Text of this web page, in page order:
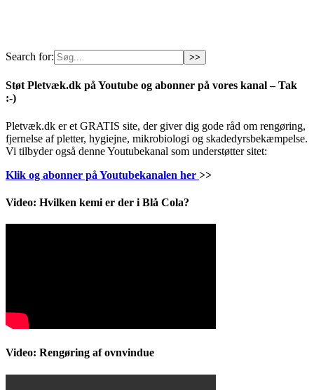
Search for:
Støt Pletvæk.dk på Youtube og abonner på vores kanal – Tak
:-)
Pletvæk.dk er et GRATIS site, der giver dig gode råd om rengøring,
fjernelse af pletter, hygiejne, mikrobiologi og skadedyrsbekæmpelse.
Vi tilbyder også denne Youtubekanal som understøtter sitet:
Klik og abonner på Youtubekanalen her >>
Video: Hvilken kemi er der i Blå Cola?
Video: Rengøring af ovnvindue